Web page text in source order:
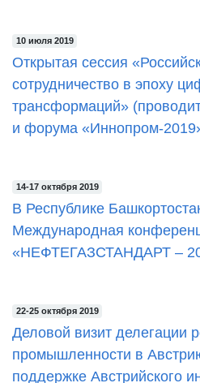
10 июля 2019
Открытая сессия
сотрудничество в эпоху
трансформаций»
и форума «Иннопром-
14-17 октября 2019
В Республике
Международная
«НЕФТЕГАЗСТАНДАРТ –
22-25 октября 2019
Деловой визит делегации
промышленности в
поддержке Австрийского